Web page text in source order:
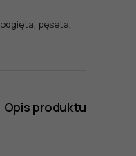
odgięta, pęseta,
Opis produktu